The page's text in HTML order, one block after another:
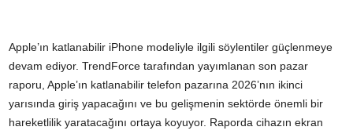
Apple’ın katlanabilir iPhone modeliyle ilgili söylentiler güçlenmeye
devam ediyor. TrendForce tarafından yayımlanan son pazar
raporu, Apple’ın katlanabilir telefon pazarına 2026’nın ikinci
yarısında giriş yapacağını ve bu gelişmenin sektörde önemli bir
hareketlilik yaratacağını ortaya koyuyor. Raporda cihazın ekran